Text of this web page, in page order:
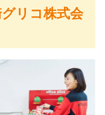
リコ株式会